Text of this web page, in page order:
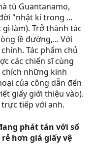
tù Guantanamo,
"nhật kí trong ...
làm). Trở thành tác
lề đường,... Với
Tác phẩm chủ
các chiến sĩ cùng
những kinh
của công dẫn đến
giấy giới thiệu vào).
tiếp với anh.
phát tán với số
hơn giá giấy vệ